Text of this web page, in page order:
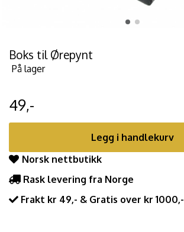
Boks til Ørepynt
På lager
49,-
Legg i handlekurv
Norsk nettbutikk
Rask levering fra Norge
Frakt kr 49,- & Gratis over kr 1000,-